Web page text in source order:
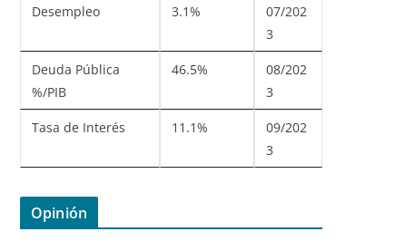
Desempleo 3.1%
07/202
3
Deuda Pública
%/PIB
46.5%
08/202
3
Tasa de Interés 11.1%
09/202
3
Opinión